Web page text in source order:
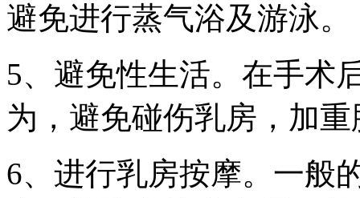
避免进行蒸气浴及游泳。
5、避免性生活。在手术
为，避免碰伤乳房，加
6、进行乳房按摩。一般